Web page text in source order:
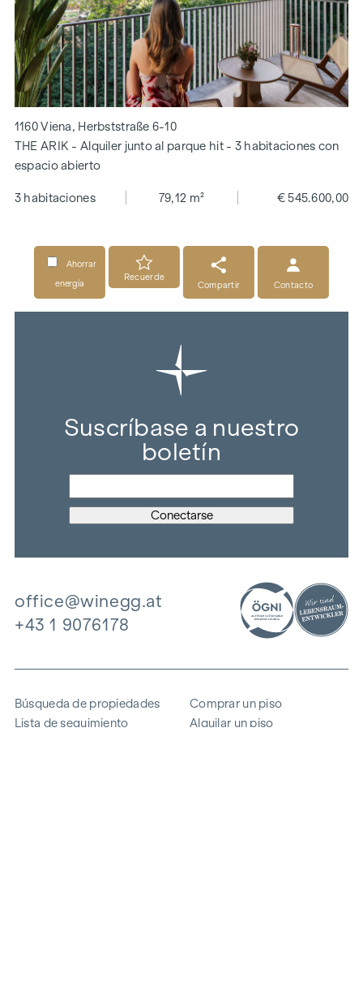
1160 Viena, Herbststraße 6-10
THE ARIK - Alquiler junto al parque hit - 3 habitaciones con
espacio abierto
3 habitaciones 79,12 m² € 545.600,00
Ahorrar
energía
Recuerde
Compartir
Contacto
Suscríbase a nuestro
boletín
office@winegg.at
+43 1 9076178
Búsqueda de propiedades
Lista de seguimiento
Comprar un piso
Alquilar un piso